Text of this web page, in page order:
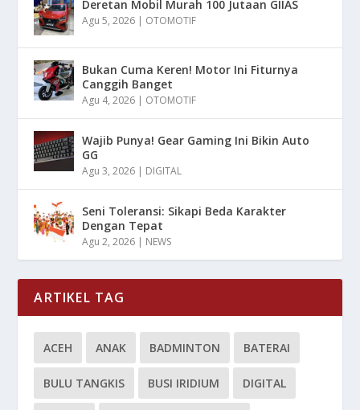
Deretan Mobil Murah 100 Jutaan GIIAS
Agu 5, 2026 | OTOMOTIF
Bukan Cuma Keren! Motor Ini Fiturnya
Canggih Banget
Agu 4, 2026 | OTOMOTIF
Wajib Punya! Gear Gaming Ini Bikin Auto
GG
Agu 3, 2026 | DIGITAL
Seni Toleransi: Sikapi Beda Karakter
Dengan Tepat
Agu 2, 2026 | NEWS
ARTIKEL TAG
ACEH ANAK BADMINTON BATERAI
BULU TANGKIS BUSI IRIDIUM DIGITAL